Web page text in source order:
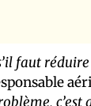
faut
c’est